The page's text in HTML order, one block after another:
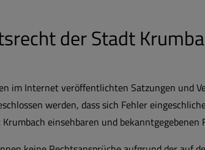
der Stadt
im Internet veröffentlichten Satzungen und
werden, dass sich Fehler
einsehbaren und bekanntgegebenen